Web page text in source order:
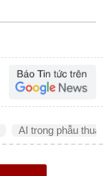
AI trong phẫu thuật